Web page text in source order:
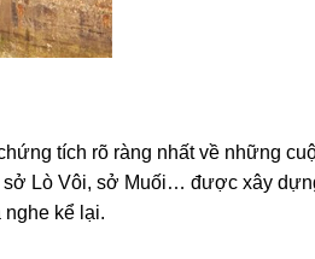
tích rõ ràng nhất về những
sở Lò Vôi, sở Muối… được xây
nghe kể lại.